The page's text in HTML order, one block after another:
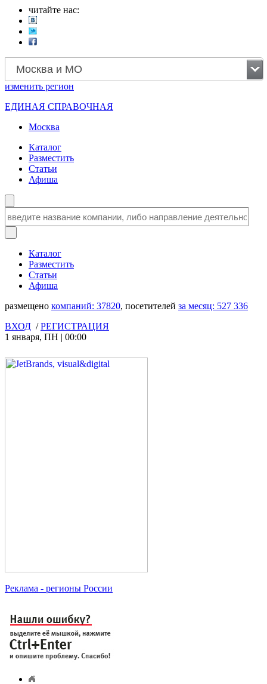
читайте нас:
Москва и МО
изменить регион
ЕДИНАЯ СПРАВОЧНАЯ
Москва
Каталог
Разместить
Статьи
Афиша
Каталог
Разместить
Статьи
Афиша
размещено компаний: 37820, посетителей за месяц: 527 336
ВХОД /РЕГИСТРАЦИЯ
1 января, ПН | 00:00
Реклама - регионы России